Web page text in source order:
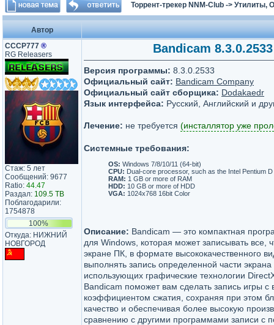
Торрент-трекер NNM-Club -> Утилиты,
Автор
СССР777 ®
RG Releasers
Стаж: 5 лет
Сообщений: 9677
Ratio: 44.47
Раздал: 109.5 TB
Поблагодарили:
1754878
100%
Откуда: НИЖНИЙ
НОВГОРОД
Bandicam
Версия программы: 8.3.0.2533
Официальный сайт: Bandicam Company
Официальный сайт сборщика: Dodakaedr
Язык интерфейса: Русский, Английский и
Лечение: не требуется (инсталлятор уже
Системные требования:
OS: Windows 7/8/10/11 (64-bit)
CPU: Dual-core processor, such as the Intel Pentium D
RAM: 1 GB or more of RAM
HDD: 10 GB or more of HDD
VGA: 1024x768 16bit Color
Описание: Bandicam — это компактная
для Windows, которая может записывать все,
экране ПК, в формате высококачественного
выполнять запись определенной части экрана
использующих графические технологии
Bandicam поможет вам сделать запись игры с
коэффициентом сжатия, сохраняя при этом
качество и обеспечивая более высокую
сравнению с другими программами записи с